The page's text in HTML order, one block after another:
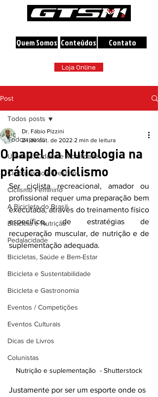
Quem Somos Conteúdos Contato
Loja Online
Post
Todos posts
Urbanas, Cidade e Mobilidade
Cicloturismo e Destinos
Ciclismo Feminino
A Bicicleta do Brasil
Bicicleta e Nutrição
Pedalacidade
Bicicletas, Saúde e Bem-Estar
Bicicleta e Sustentabilidade
Bicicleta e Gastronomia
Eventos / Competições
Eventos Culturais
Dicas de Livros
Colunistas
Todos posts
O papel da Nutrologia na
prática do ciclismo
Dr. Fábio Pizzini
24 de out. de 2022 2 min de leitura
Ser ciclista recreacional, amador ou
profissional requer uma preparação bem
executada, através do treinamento físico
específico, de estratégias de
recuperação muscular, de nutrição e de
suplementação adequada.
Nutrição e suplementação  - Shutterstock
Justamente por ser um esporte onde os